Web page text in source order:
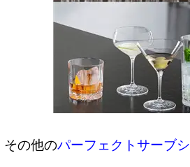
その他のパーフェクトサーブ